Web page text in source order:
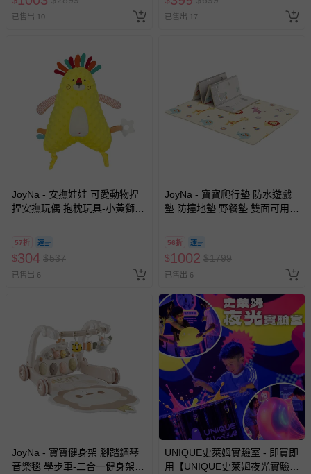
-新生兒親膚衣物（嬰幼兒包巾與背巾、包屁衣、學習
帶束縛衣、餐搖椅等）。
-其他原廠盒裝商品封口處已貼上「不可拆封」，或具警
示字句等說明貼紙、封條者。
國際航空、客運、訂房等服務。
相關的退換貨辦理流程，可詳見：
其他常見問題：
運送服務：目前提供的運送僅限台灣本島。如您位於離島地
亦保留出貨與否的權利。離島、偏遠地區、樓層親送等加價
費用，可能會另需加收。
商品實際的配達日期，可於訂單個人資料內的查詢訂單內，
如您收到商品，請依正常流程檢查是否完好，若商品遇瑕疵
情形，您可申請更換新品或退貨，請見：退貨的辦理流程。
若您對於會員帳號、商品訂購與資訊、購物流程、付款方
式、折價券與購物金的使用、退貨及商品運送方式等有疑
問，你可詳見：媽咪愛客服中心。
預購商品：預購為海外同步代購，遇缺貨即會通知媽咪並協
商品如因「價格、組合」等錯誤原因，導致無法安排出貨，
會主動以簡訊及mail通知訂單取消事宜，並將提供適當補
償。
已售出 10 已售出 17
JoyNa - 安撫娃娃 可愛動物捏
捏安撫玩偶 抱枕玩具-小黃獅
57折
$304 $537
已售出 6
JoyNa - 寶寶爬行墊 防水遊戲
墊 防撞地墊 野餐墊 雙面可用-
56折
$1002 $1799
已售出 6
JoyNa - 寶寶健身架 腳踏鋼琴
音樂毯 學步車-二合一健身架學
UNIQUE史萊姆實驗室 - 即買即
用【UNIQUE史萊姆夜光實驗室